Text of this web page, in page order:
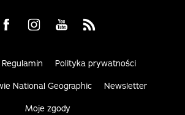
Visit us on Facebook
Visit us on Instagram
Visit us on Youtube
Visit us on Rss
Regulamin Polityka prywatności
National Geographic Newsletter
Moje zgody